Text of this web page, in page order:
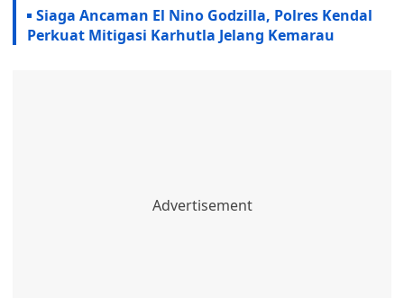
Siaga Ancaman El Nino Godzilla, Polres Kendal
Perkuat Mitigasi Karhutla Jelang Kemarau